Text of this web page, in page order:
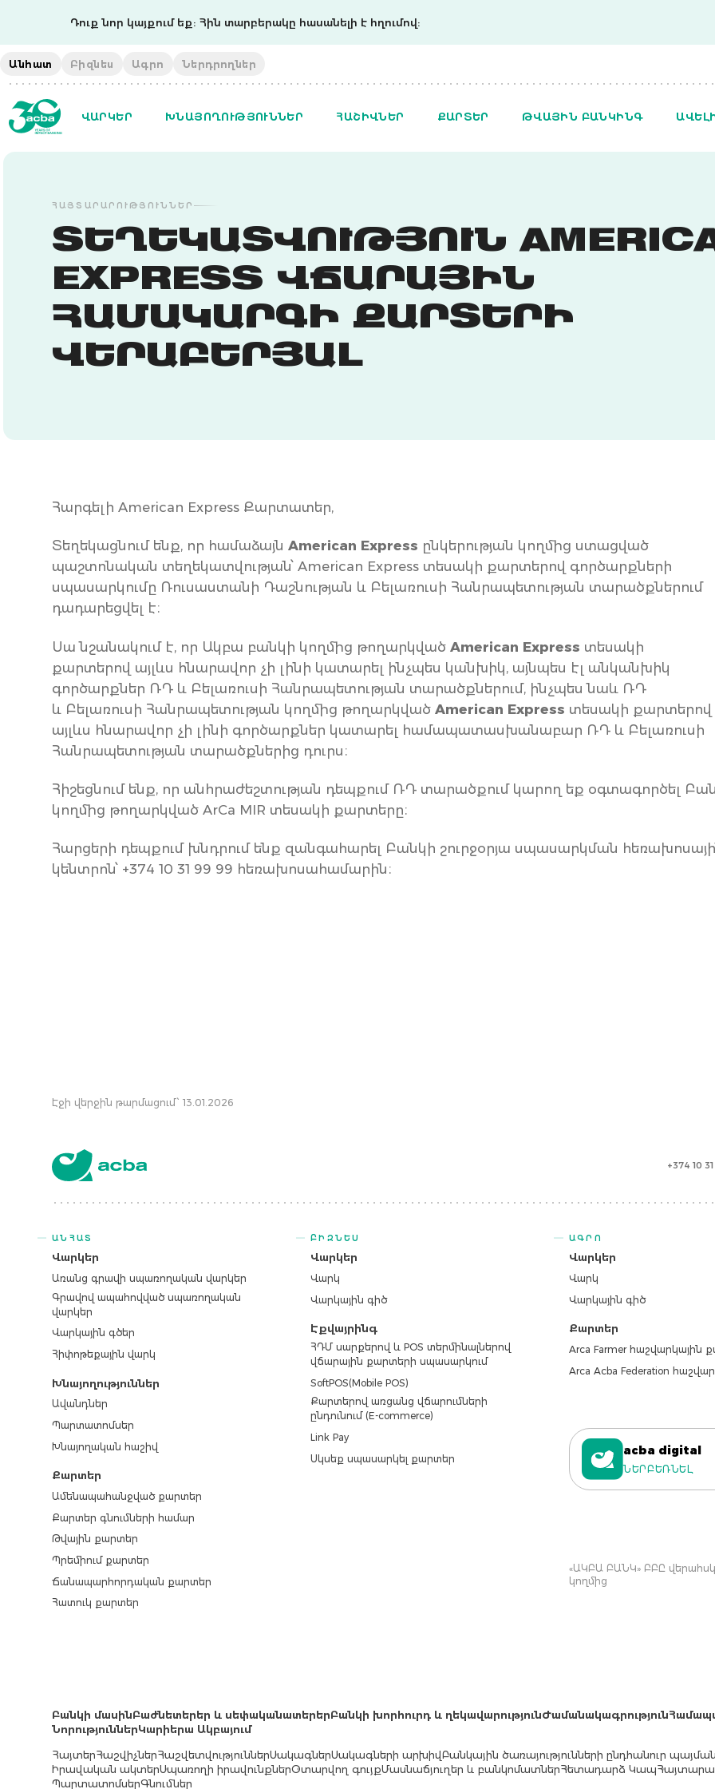
Դուք նոր կայքում եք: Հին տարբերակը հասանելի է հղումով:
Անհատ Բիզնես Ագրո Ներդրողներ
ՎԱՐԿԵՐ ԽՆԱՅՈՂՈՒԹՅՈՒՆՆԵՐ ՀԱՇԻՎՆԵՐ ՔԱՐՏԵՐ ԹՎԱՅԻՆ ԲԱՆԿԻՆԳ
ՀԱՅՏԱՐԱՐՈՒԹՅՈՒՆՆԵՐ
ՏԵՂԵԿԱՏՎՈՒԹՅՈՒՆ
EXPRESS ՎՃԱՐԱՅԻՆ
ՀԱՄԱԿԱՐԳԻ ՔԱՐՏԵՐԻ
ՎԵՐԱԲԵՐՅԱԼ
Հարգելի American Express Քարտատեր,
Տեղեկացնում ենք, որ համաձայնAmerican Express ընկերության կողմից ստացված
պաշտոնական տեղեկատվության՝ American Express տեսակի քարտերով գործարքների
սպասարկումը Ռուսաստանի Դաշնության և Բելառուսի Հանրապետության տարածքներում
դադարեցվել է։
Սա նշանակում է, որ Ակբա բանկի կողմից թողարկվածAmerican Express տեսակի
քարտերով այլևս հնարավոր չի լինի կատարել ինչպես կանխիկ, այնպես էլ անկանխիկ
գործարքներ ՌԴ և Բելառուսի Հանրապետության տարածքներում, ինչպես նաև ՌԴ
և Բելառուսի Հանրապետության կողմից թողարկվածAmerican Express տեսակի քարտերով
այլևս հնարավոր չի լինի գործարքներ կատարել համապատասխանաբար ՌԴ և Բելառուսի
Հանրապետության տարածքներից դուրս։
Հիշեցնում ենք, որ անհրաժեշտության դեպքում ՌԴ տարածքում կարող եք օգտագործել
կողմից թողարկված ArCa MIR տեսակի քարտերը։
Հարցերի դեպքում խնդրում ենք զանգահարել Բանկի շուրջօրյա սպասարկման
կենտրոն՝ +374 10 31 99 99 հեռախոսահամարին։
Էջի վերջին թարմացում՝ 13.01.2026
+374 10
ԱՆՀԱՏ
Վարկեր
Առանց գրավի սպառողական վարկեր
Գրավով ապահովված սպառողական
վարկեր
Վարկային գծեր
Հիփոթեքային վարկ
Խնայողություններ
Ավանդներ
Պարտատոմսեր
Խնայողական հաշիվ
Քարտեր
Ամենապահանջված քարտեր
Քարտեր գնումների համար
Թվային քարտեր
Պրեմիում քարտեր
Ճանապարհորդական քարտեր
Հատուկ քարտեր
ԲԻԶՆԵՍ
Վարկեր
Վարկ
Վարկային գիծ
Էքվայրինգ
ՀԴՄ սարքերով և POS տերմինալներով
վճարային քարտերի սպասարկում
SoftPOS(Mobile POS)
Քարտերով առցանց վճարումների
ընդունում (E-commerce)
Link Pay
Սկսեք սպասարկել քարտեր
ԱԳՐՈ
Վարկեր
Վարկ
Վարկային գիծ
Քարտեր
Arca Farmer հաշվարկային
Arca Acba Federation
acba digital
ՆԵՐԲԵՌՆԵԼ
«ԱԿԲԱ ԲԱՆԿ» ԲԲԸ
կողմից
Բանկի մասինԲաժնետերեր և սեփականատերերԲանկի խորհուրդ և ղեկավարությունԺամանակագրություն
ՆորություններԿարիերա Ակբայում
ՀայտերՀաշվիչներՀաշվետվություններՍակագներՍակագների արխիվԲանկային ծառայությունների ընդհանուր
Իրավական ակտերՍպառողի իրավունքներՕտարվող գույքՄասնաճյուղեր և բանկոմատներՀետադարձ Կապ
ՊարտատոմսերԳնումներ